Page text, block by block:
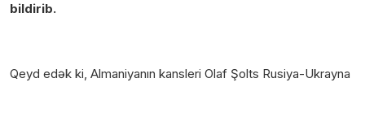
bildirib.
Qeyd edək ki, Almaniyanın kansleri Olaf Şolts Rusiya-Ukrayna